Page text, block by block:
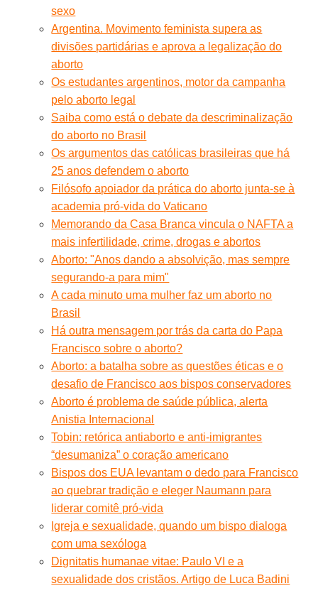
sexo
Argentina. Movimento feminista supera as
divisões partidárias e aprova a legalização do
aborto
Os estudantes argentinos, motor da campanha
pelo aborto legal
Saiba como está o debate da descriminalização
do aborto no Brasil
Os argumentos das católicas brasileiras que há
25 anos defendem o aborto
Filósofo apoiador da prática do aborto junta-se à
academia pró-vida do Vaticano
Memorando da Casa Branca vincula o NAFTA a
mais infertilidade, crime, drogas e abortos
Aborto: "Anos dando a absolvição, mas sempre
segurando-a para mim"
A cada minuto uma mulher faz um aborto no
Brasil
Há outra mensagem por trás da carta do Papa
Francisco sobre o aborto?
Aborto: a batalha sobre as questões éticas e o
desafio de Francisco aos bispos conservadores
Aborto é problema de saúde pública, alerta
Anistia Internacional
Tobin: retórica antiaborto e anti-imigrantes
“desumaniza” o coração americano
Bispos dos EUA levantam o dedo para Francisco
ao quebrar tradição e eleger Naumann para
liderar comitê pró-vida
Igreja e sexualidade, quando um bispo dialoga
com uma sexóloga
Dignitatis humanae vitae: Paulo VI e a
sexualidade dos cristãos. Artigo de Luca Badini